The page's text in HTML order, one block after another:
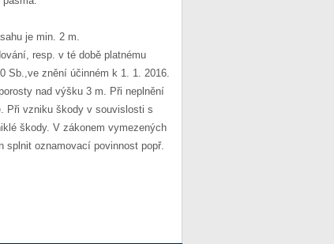
je min. 2 m.
resp. v té době platnému
Sb.,ve znění účinném k 1. 1. 2016.
nad výšku 3 m. Při neplnění
Při vzniku škody v souvislosti s
škody. V zákonem vymezených
splnit oznamovací povinnost popř.